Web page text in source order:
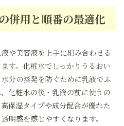
併用と順番の最適化
や美容液を上手に組み合わせる
す。化粧水でしっかりうるおい
分の蒸発を防ぐために乳液でふ
化粧水の後・乳液の前に使うの
保湿タイプや成分配合が優れた
明感を感じやすくなります。